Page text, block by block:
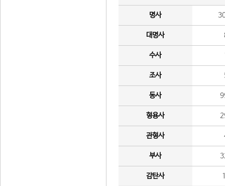
명사
대명사
수사
조사
동사
형용사
관형사
부사
감탄사